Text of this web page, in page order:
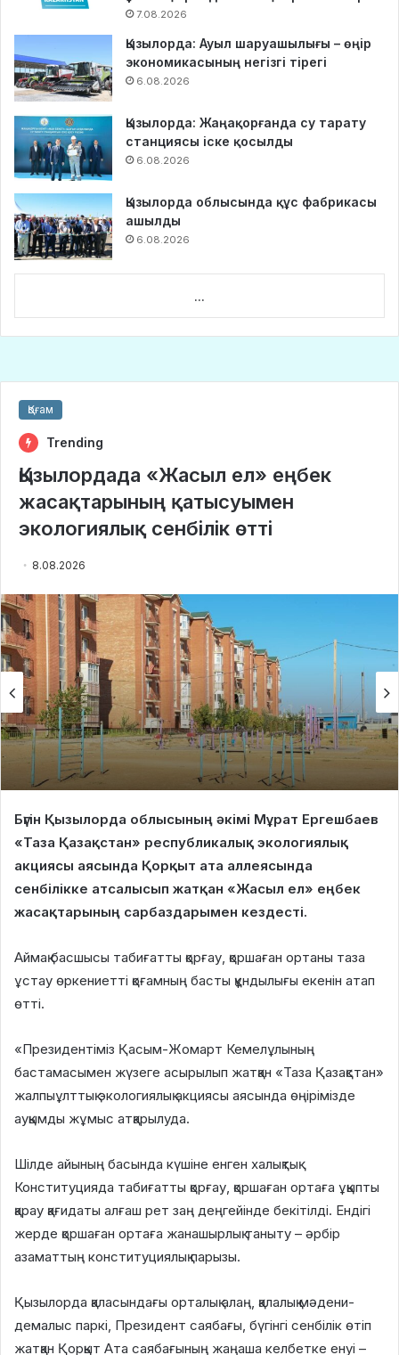
7.08.2026
Қызылорда: Ауыл шаруашылығы – өңір
экономикасының негізгі тірегі
6.08.2026
Қызылорда: Жаңақорғанда су тарату
станциясы іске қосылды
6.08.2026
Қызылорда облысында құс фабрикасы
ашылды
6.08.2026
...